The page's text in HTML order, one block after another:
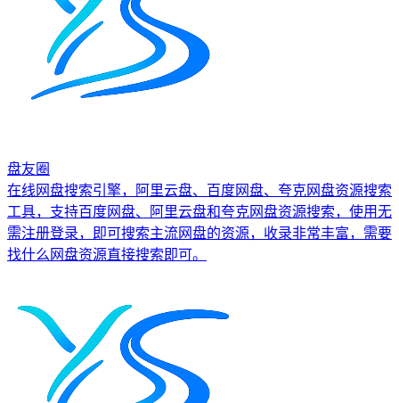
盘友圈
在线网盘搜索引擎，阿里云盘、百度网盘、夸克网盘资源搜索
工具，支持百度网盘、阿里云盘和夸克网盘资源搜索，使用无
需注册登录，即可搜索主流网盘的资源，收录非常丰富，需要
找什么网盘资源直接搜索即可。